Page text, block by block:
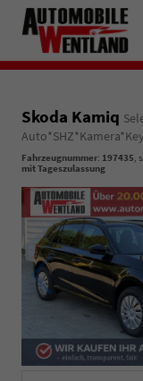
Skoda Kamiq
Fahrzeugnummer: 197435,
mit Tageszulassung